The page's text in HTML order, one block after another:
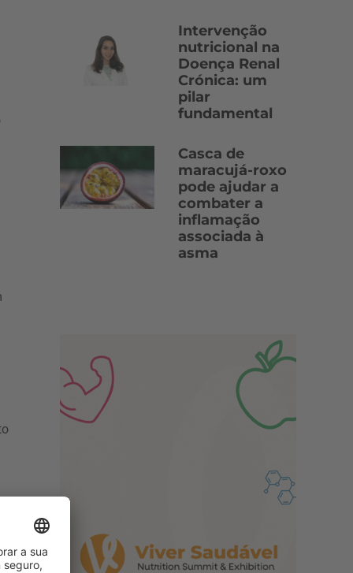
Intervenção
nutricional na
Doença Renal
Crónica: um
pilar
fundamental
Casca de
maracujá-roxo
pode ajudar a
combater a
inflamação
associada à
asma